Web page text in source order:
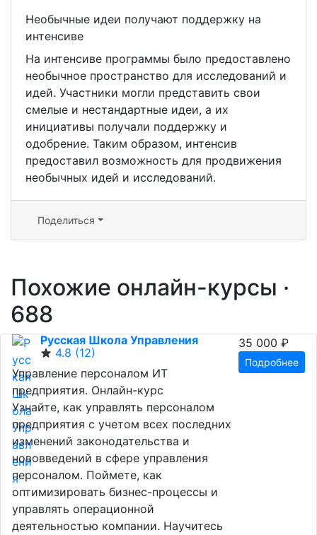
Необычные идеи получают поддержку на
интенсиве
На интенсиве программы было предоставлено
необычное пространство для исследований и
идей. Участники могли представить свои
смелые и нестандартные идеи, а их
инициативы получали поддержку и
одобрение. Таким образом, интенсив
предоставил возможность для продвижения
необычных идей и исследований.
Поделиться
Похожие онлайн-курсы ·
688
Русская Школа Управления
4.8 (12)
Управление персоналом ИТ
предприятия. Онлайн-курс
Узнайте, как управлять персоналом
предприятия с учетом всех последних
изменений законодательства и
нововведений в сфере управления
персоналом. Поймете, как
оптимизировать бизнес-процессы и
управлять операционной
деятельностью компании. Научитесь
35 000 ₽
Подробнее